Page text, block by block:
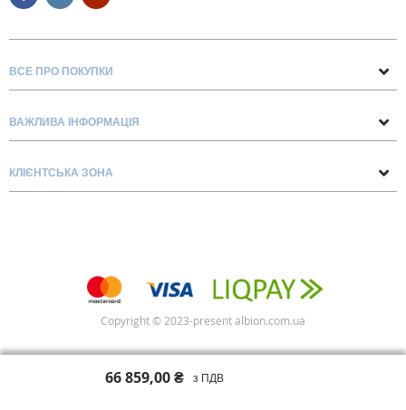
ВСЕ ПРО ПОКУПКИ
Про нас
Блог
ВАЖЛИВА ІНФОРМАЦІЯ
Доставка та оплата
КЛІЄНТСЬКА ЗОНА
Copyright © 2023-present albion.com.ua
66 859,00 ₴ з ПДВ